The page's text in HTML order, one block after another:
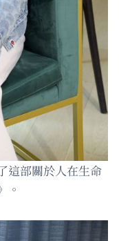
這部關於人在生命
。